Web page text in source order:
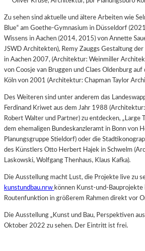
Zu sehen sind aktuelle und ältere Arbeiten wie
Blue“ am Goethe-Gymnasium in Düsseldorf
Wissens in Aachen (2014, 2015) von Annette
JSWD Architekten), Remy Zauggs Gestaltung der
in Aachen 2007, (Architektur: Weinmiller
von Coosje van Bruggen und Claes Oldenburg
Köln von 2001 (Architektur: Chapman Taylor
Des Weiteren sind unter anderem das
Ferdinand Kriwet aus dem Jahr 1988
Robert Walter und Partner) zu entdecken, „Large
dem ehemaligen Bundeskanzleramt in Bonn von
Planungsgruppe Stieldorf) oder die
des Künstlers Otto Herbert Hajek in Schwelm
Laskowski, Wolfgang Thenhaus, Klaus Kafka).
Die Ausstellung macht Lust, die Projekte live zu
kunstundbau.nrw können Kunst-und-Bauprojekte
Routenfunktion in größerem Rahmen direkt vor
Die Ausstellung „Kunst und Bau, Perspektiven
Oktober 2022 zu sehen. Der Eintritt ist frei.